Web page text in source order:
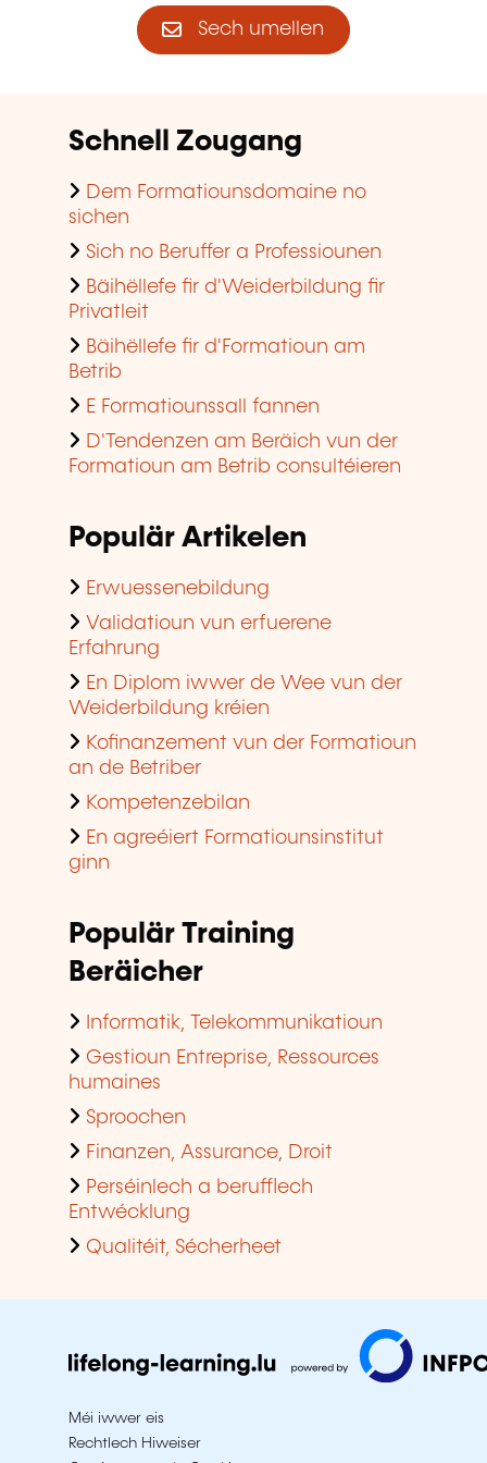
Sech umellen
Schnell Zougang
Dem Formatiounsdomaine no
sichen
Sich no Beruffer a Professiounen
Bäihëllefe fir d'Weiderbildung fir
Privatleit
Bäihëllefe fir d'Formatioun am
Betrib
E Formatiounssall fannen
D'Tendenzen am Beräich vun der
Formatioun am Betrib consultéieren
Populär Artikelen
Erwuessenebildung
Validatioun vun erfuerene
Erfahrung
En Diplom iwwer de Wee vun der
Weiderbildung kréien
Kofinanzement vun der Formatioun
an de Betriber
Kompetenzebilan
En agreéiert Formatiounsinstitut
ginn
Populär Training
Beräicher
Informatik, Telekommunikatioun
Gestioun Entreprise, Ressources
humaines
Sproochen
Finanzen, Assurance, Droit
Perséinlech a berufflech
Entwécklung
Qualitéit, Sécherheet
Méi iwwer eis
Rechtlech Hiweiser